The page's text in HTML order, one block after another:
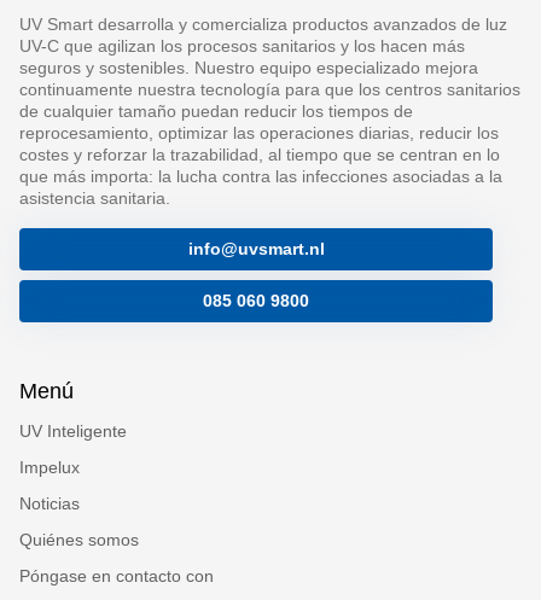
UV Smart desarrolla y comercializa productos avanzados de luz
UV-C que agilizan los procesos sanitarios y los hacen más
seguros y sostenibles. Nuestro equipo especializado mejora
continuamente nuestra tecnología para que los centros sanitarios
de cualquier tamaño puedan reducir los tiempos de
reprocesamiento, optimizar las operaciones diarias, reducir los
costes y reforzar la trazabilidad, al tiempo que se centran en lo
que más importa: la lucha contra las infecciones asociadas a la
asistencia sanitaria.
info@uvsmart.nl
085 060 9800
Menú
UV Inteligente
Impelux
Noticias
Quiénes somos
Póngase en contacto con